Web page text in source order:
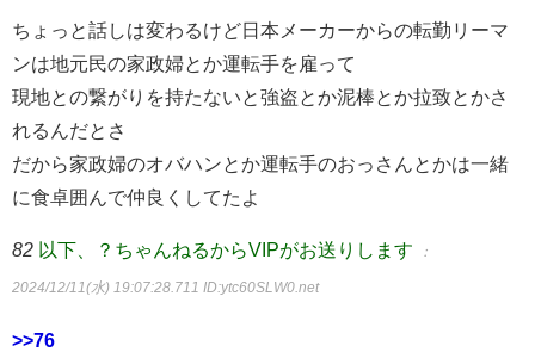
ちょっと話しは変わるけど日本メーカーからの転勤リーマ
ンは地元民の家政婦とか運転手を雇って
現地との繋がりを持たないと強盗とか泥棒とか拉致とかさ
れるんだとさ
だから家政婦のオバハンとか運転手のおっさんとかは一緒
に食卓囲んで仲良くしてたよ
82 以下、？ちゃんねるからVIPがお送りします ：
2024/12/11(水) 19:07:28.711 ID:ytc60SLW0.net
>>76